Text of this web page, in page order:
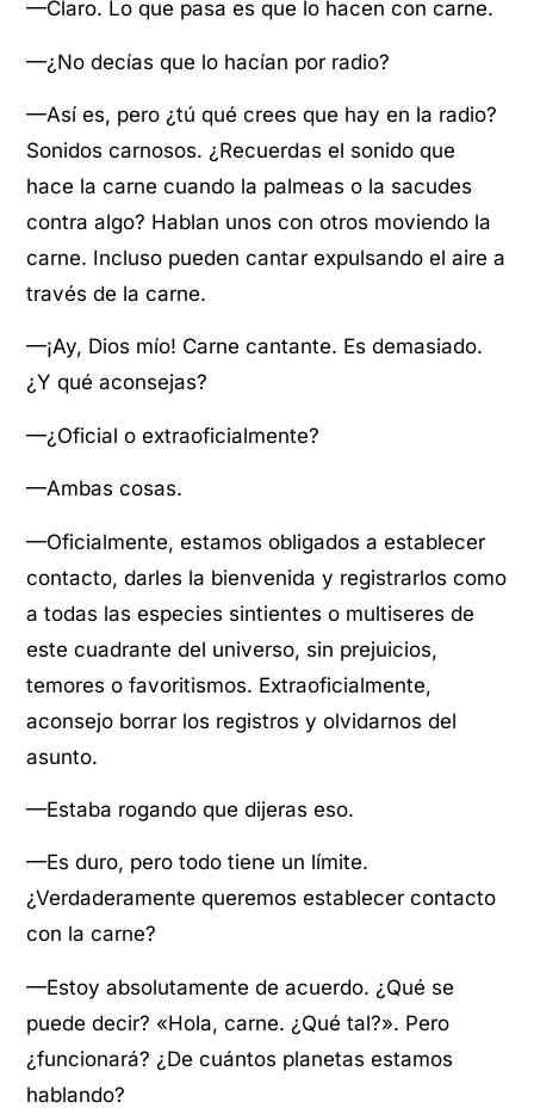
—Claro. Lo que pasa es que lo hacen con carne.
—¿No decías que lo hacían por radio?
—Así es, pero ¿tú qué crees que hay en la radio?
Sonidos carnosos. ¿Recuerdas el sonido que
hace la carne cuando la palmeas o la sacudes
contra algo? Hablan unos con otros moviendo la
carne. Incluso pueden cantar expulsando el aire a
través de la carne.
—¡Ay, Dios mío! Carne cantante. Es demasiado.
¿Y qué aconsejas?
—¿Oficial o extraoficialmente?
—Ambas cosas.
—Oficialmente, estamos obligados a establecer
contacto, darles la bienvenida y registrarlos como
a todas las especies sintientes o multiseres de
este cuadrante del universo, sin prejuicios,
temores o favoritismos. Extraoficialmente,
aconsejo borrar los registros y olvidarnos del
asunto.
—Estaba rogando que dijeras eso.
—Es duro, pero todo tiene un límite.
¿Verdaderamente queremos establecer contacto
con la carne?
—Estoy absolutamente de acuerdo. ¿Qué se
puede decir? «Hola, carne. ¿Qué tal?». Pero
¿funcionará? ¿De cuántos planetas estamos
hablando?